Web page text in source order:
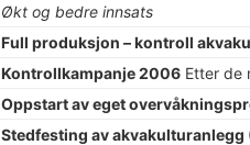
Økt og bedre innsats
Full produksjon – kontroll
Kontrollkampanje 2006 Etter de
Oppstart av eget
Stedfesting av akvakulturanlegg